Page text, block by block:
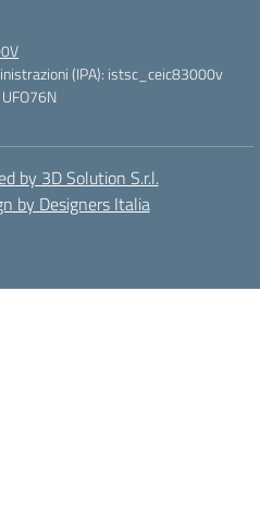
(IPA): istsc_ceic83000v
by 3D Solution S.r.l.
by Designers Italia